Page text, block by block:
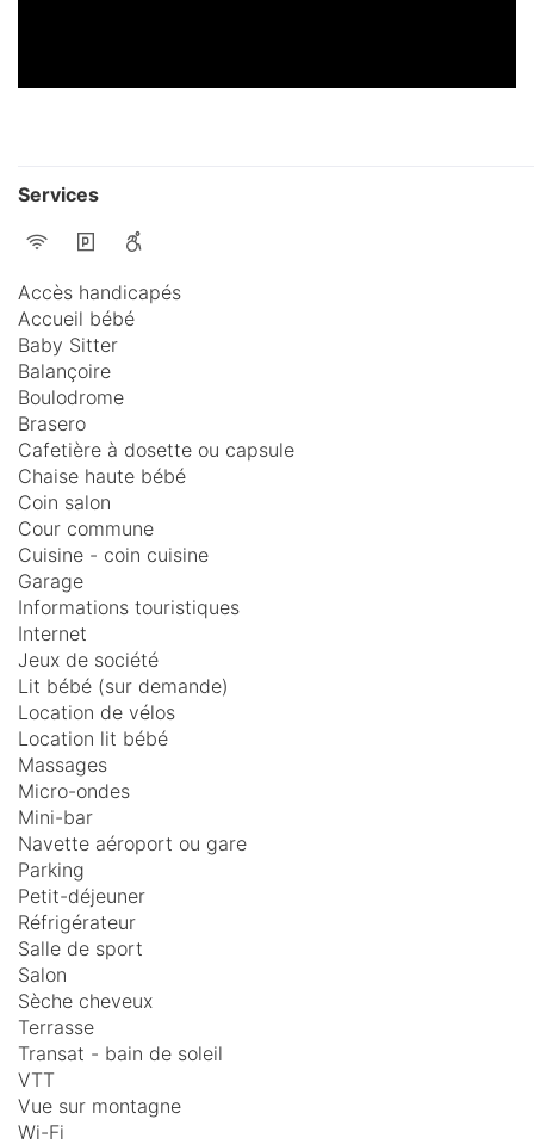
Services
Accès handicapés
Accueil bébé
Baby Sitter
Balançoire
Boulodrome
Brasero
Cafetière à dosette ou capsule
Chaise haute bébé
Coin salon
Cour commune
Cuisine - coin cuisine
Garage
Informations touristiques
Internet
Jeux de société
Lit bébé (sur demande)
Location de vélos
Location lit bébé
Massages
Micro-ondes
Mini-bar
Navette aéroport ou gare
Parking
Petit-déjeuner
Réfrigérateur
Salle de sport
Salon
Sèche cheveux
Terrasse
Transat - bain de soleil
VTT
Vue sur montagne
Wi-Fi